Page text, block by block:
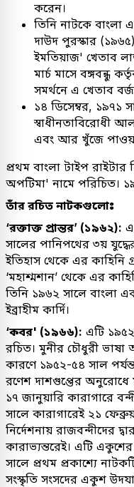
করেন।
তিনি নাটকে বাংলা
দাউদ পুরস্কার
ইমতিয়াজ' খেতাব
মার্চ মাসে
সমর্থনে এ খেতাব
১৪ ডিসেম্বর, ১৯৭১
স্বাধীনতাবিরোধী
এবং আর খুঁজে পাওয়া
প্রথম বাংলা টাইপ
অপটিমা' নামে পরিচিত।
তাঁর রচিত নাটকগুলোঃ
‘রক্তাক্ত প্রান্তর’ (১৯৬২):
সালের পানিপথের ৩য়
ইতিহাস থেকে এর কাহিনি
‘মহাশ্মশান’ থেকে এর
তিনি ১৯৬২ সালে বাংলা
ইব্রাহীম কার্দি।
‘কবর' (১৯৬৬): এটি
রচিত। মুনীর চৌধুরী
কারণে ১৯৫২-৫৪ সাল
রণেশ দাশগুপ্তের অনুরোধে
১৭ জানুয়ারি কারাগারে
সালে কারাগারেই ২১
নির্দেশনায় রাজবন্দীদের
কারাভ্যন্তরেই। এটি
সালে প্রথম প্রকাশ্যে
সংস্কৃতি সংসদের একুশ